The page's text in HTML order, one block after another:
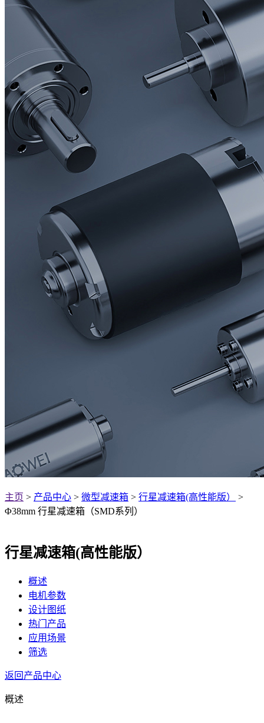
主页 > 产品中心 > 微型减速箱 > 行星减速箱(高性能版）
>
Φ38mm 行星减速箱（SMD系列）
行星减速箱(高性能版）
概述
电机参数
设计图纸
热门产品
应用场景
筛选
返回产品中心
概述